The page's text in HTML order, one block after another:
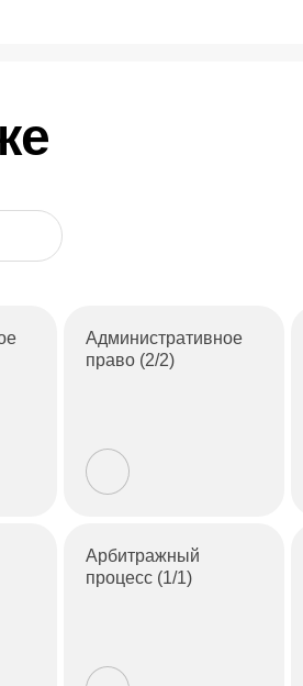
Административное
право (2/2)
Арбитражный
процесс (1/1)